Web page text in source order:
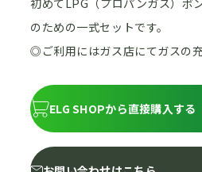
のための一式セットです。
◎ご利用にはガス店にてガスの
ELG SHOPから直接購入する